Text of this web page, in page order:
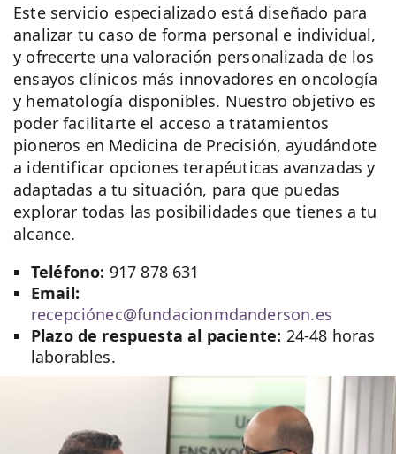
Este servicio especializado está diseñado para
analizar tu caso de forma personal e individual,
y ofrecerte una valoración personalizada de los
ensayos clínicos más innovadores en oncología
y hematología disponibles. Nuestro objetivo es
poder facilitarte el acceso a tratamientos
pioneros en Medicina de Precisión, ayudándote
a identificar opciones terapéuticas avanzadas y
adaptadas a tu situación, para que puedas
explorar todas las posibilidades que tienes a tu
alcance.
Teléfono: 917 878 631
Email:
recepciónec@fundacionmdanderson.es
Plazo de respuesta al paciente: 24-48 horas
laborables.